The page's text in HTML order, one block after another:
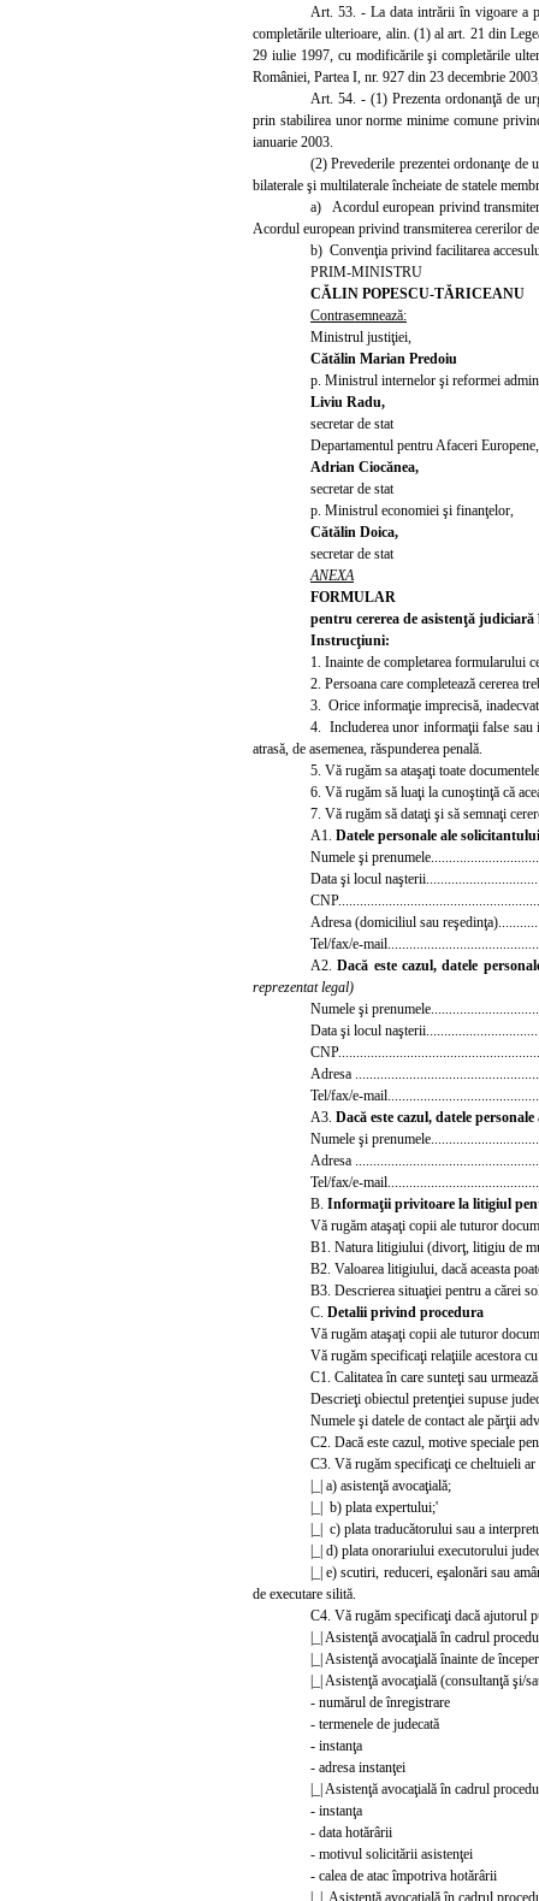
Art. 53. - La data intrării în vigoare a
completările ulterioare, alin. (1) al art. 21 din
29 iulie 1997, cu modificările şi completările
României, Partea I, nr. 927 din 23 decembrie
Art. 54. - (1) Prezenta ordonanţă de
prin stabilirea unor norme minime comune
ianuarie 2003.
(2) Prevederile prezentei ordonanţe de
bilaterale şi multilaterale încheiate de statele
a) Acordul european privind
Acordul european privind transmiterea cererilor
b) Convenţia privind facilitarea
PRIM-MINISTRU
CĂLIN POPESCU-TĂRICEANU
Contrasemnează:
Ministrul justiţiei,
Cătălin Marian Predoiu
p. Ministrul internelor şi reformei
Liviu Radu,
secretar de stat
Departamentul pentru Afaceri Europene,
Adrian Ciocănea,
secretar de stat
p. Ministrul economiei şi finanţelor,
Cătălin Doica,
secretar de stat
ANEXA
FORMULAR
pentru cererea de asistenţă
Instrucţiuni:
1. Inainte de completarea formularului
2. Persoana care completează cererea
3. Orice informaţie imprecisă,
4. Includerea unor informaţii false sau
atrasă, de asemenea, răspunderea penală.
5. Vă rugăm sa ataşaţi toate
6. Vă rugăm să luaţi la cunoştinţă că
7. Vă rugăm să dataţi şi să semnaţi
A1. Datele personale ale solicitantului
Numele şi
Data şi locul
Adresa (domiciliul sau
Tel/fax/e-
A2.Dacă este cazul, datele
reprezentat legal)
Numele şi
Data şi locul
Adresa
Tel/fax/e-
A3. Dacă este cazul, datele
Numele şi
Adresa
Tel/fax/e-
B. Informaţii privitoare la litigiul
Vă rugăm ataşaţi copii ale tuturor
B1. Natura litigiului (divorţ, litigiu de
B2. Valoarea litigiului, dacă aceasta
B3. Descrierea situaţiei pentru a cărei
C. Detalii privind procedura
Vă rugăm ataşaţi copii ale tuturor
Vă rugăm specificaţi relaţiile acestora
C1. Calitatea în care sunteţi sau
Descrieţi obiectul pretenţiei supuse
Numele şi datele de contact ale părţii
C2. Dacă este cazul, motive speciale
C3. Vă rugăm specificaţi ce cheltuieli ar
|_| a) asistenţă avocaţială;
|_| b) plata expertului;'
|_| c) plata traducătorului sau a
|_| d) plata onorariului executorului
|_| e) scutiri, reduceri, eşalonări sau
de executare silită.
C4. Vă rugăm specificaţi dacă ajutorul
|_| Asistenţă avocaţială în cadrul
|_| Asistenţă avocaţială înainte de
|_| Asistenţă avocaţială (consultanţă şi/
- numărul de înregistrare
- termenele de judecată
- instanţa
- adresa instanţei
|_| Asistenţă avocaţială în cadrul
- instanţa
- data hotărârii
- motivul solicitării asistenţei
- calea de atac împotriva hotărârii
|_| Asistenţă avocaţială în cadrul